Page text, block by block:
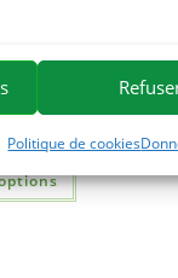
Politique de cookies
pour
28,11€